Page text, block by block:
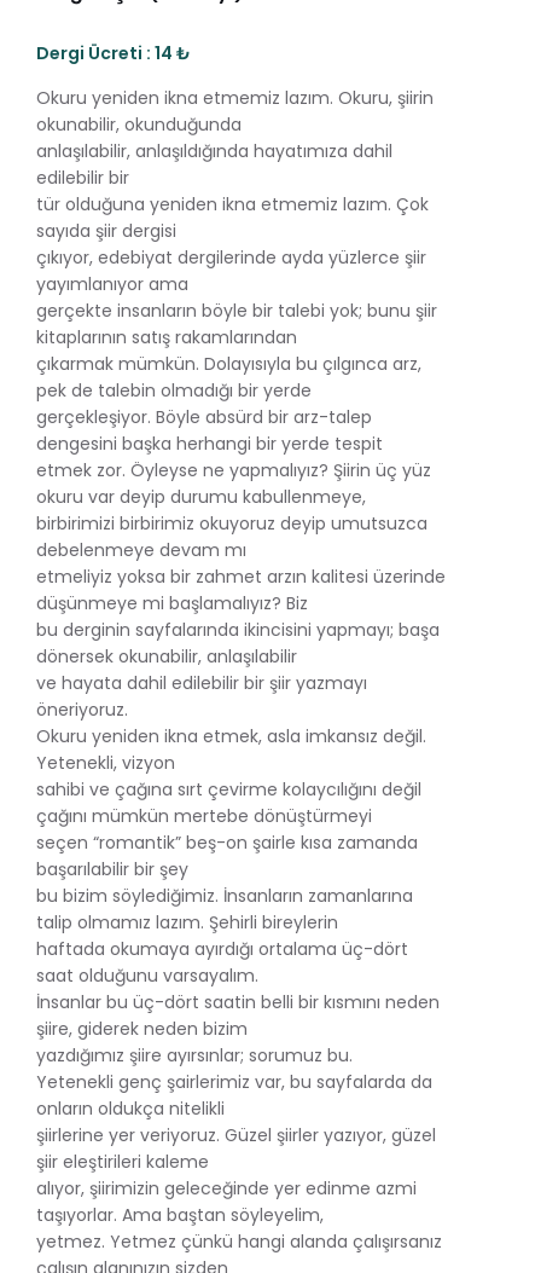
Dergi Ücreti : 14 ₺
Okuru yeniden ikna etmemiz lazım. Okuru, şiirin
okunabilir, okunduğunda
anlaşılabilir, anlaşıldığında hayatımıza dahil
edilebilir bir
tür olduğuna yeniden ikna etmemiz lazım. Çok
sayıda şiir dergisi
çıkıyor, edebiyat dergilerinde ayda yüzlerce şiir
yayımlanıyor ama
gerçekte insanların böyle bir talebi yok; bunu şiir
kitaplarının satış rakamlarından
çıkarmak mümkün. Dolayısıyla bu çılgınca arz,
pek de talebin olmadığı bir yerde
gerçekleşiyor. Böyle absürd bir arz-talep
dengesini başka herhangi bir yerde tespit
etmek zor. Öyleyse ne yapmalıyız? Şiirin üç yüz
okuru var deyip durumu kabullenmeye,
birbirimizi birbirimiz okuyoruz deyip umutsuzca
debelenmeye devam mı
etmeliyiz yoksa bir zahmet arzın kalitesi üzerinde
düşünmeye mi başlamalıyız? Biz
bu derginin sayfalarında ikincisini yapmayı; başa
dönersek okunabilir, anlaşılabilir
ve hayata dahil edilebilir bir şiir yazmayı
öneriyoruz.
Okuru yeniden ikna etmek, asla imkansız değil.
Yetenekli, vizyon
sahibi ve çağına sırt çevirme kolaycılığını değil
çağını mümkün mertebe dönüştürmeyi
seçen “romantik” beş-on şairle kısa zamanda
başarılabilir bir şey
bu bizim söylediğimiz. İnsanların zamanlarına
talip olmamız lazım. Şehirli bireylerin
haftada okumaya ayırdığı ortalama üç-dört
saat olduğunu varsayalım.
İnsanlar bu üç-dört saatin belli bir kısmını neden
şiire, giderek neden bizim
yazdığımız şiire ayırsınlar; sorumuz bu.
Yetenekli genç şairlerimiz var, bu sayfalarda da
onların oldukça nitelikli
şiirlerine yer veriyoruz. Güzel şiirler yazıyor, güzel
şiir eleştirileri kaleme
alıyor, şiirimizin geleceğinde yer edinme azmi
taşıyorlar. Ama baştan söyleyelim,
yetmez. Yetmez çünkü hangi alanda çalışırsanız
çalışın alanınızın sizden